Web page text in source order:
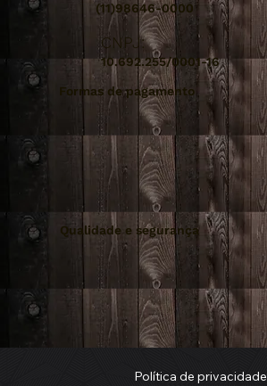
Política de privacidade
(11)98646-0000
CNPJ:
10.692.255/0001-16
Formas de pagamento
Qualidade e segurança